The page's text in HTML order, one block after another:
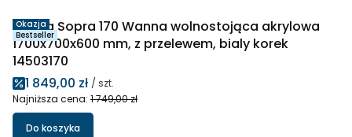
Okazja
Bestseller
Bevisa Sopra 170 Wanna wolnostojąca akrylowa
1700x700x600 mm, z przelewem, bialy korek
14503170
Cena promocyjna
1 849,00 zł / szt.
Najniższa cena: 1 749,00 zł
Do koszyka